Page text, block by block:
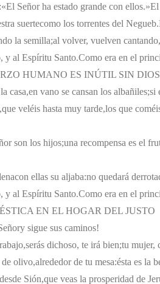
«El Señor ha estado grande con ellos.»El
suertecomo los torrentes del Negueb.
la semilla;al volver, vuelven cantando,
y al Espíritu Santo.Como era en el
HUMANO ES INÚTIL SIN
casa,en vano se cansan los albañiles;si
que veléis hasta muy tarde,los que
son los hijos;una recompensa es el
con ellas su aljaba:no quedará
y al Espíritu Santo.Como era en el
EN EL HOGAR DEL JUSTO
y sigue sus caminos!
serás dichoso, te irá bien;tu mujer,
de olivo,alrededor de tu mesa:ésta es la
Sión,que veas la prosperidad de